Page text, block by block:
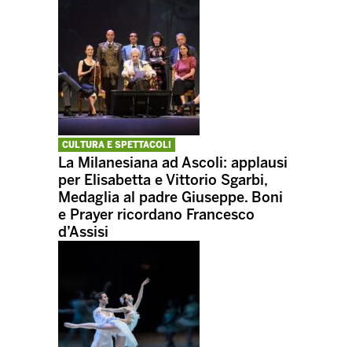
CULTURA E SPETTACOLI
La Milanesiana ad Ascoli: applausi
per Elisabetta e Vittorio Sgarbi,
Medaglia al padre Giuseppe. Boni
e Prayer ricordano Francesco
d’Assisi